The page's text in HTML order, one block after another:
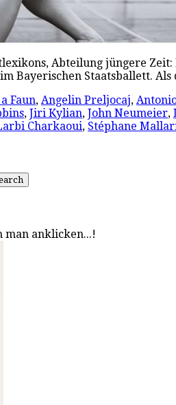
Abteilung jüngere
Bayerischen Staatsballett.
Faun, Angelin Preljocaj,
, Jiri Kylian, John Neumeier,
Charkaoui, Stéphane
man anklicken...!